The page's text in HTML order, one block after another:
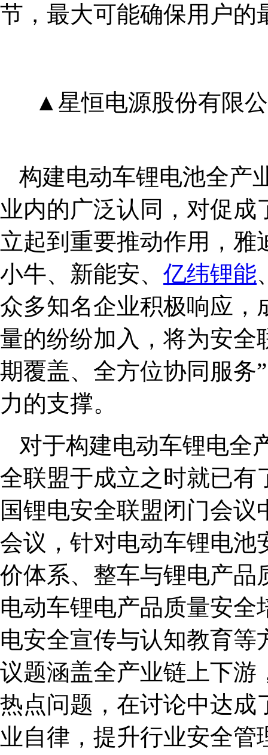
节，最大可能确保用户的
▲星恒电源股份有限
构建电动车锂电池全产
业内的广泛认同，对促
立起到重要推动作用，
小牛、新能安、 亿纬锂能
众多知名企业积极响应，
量的纷纷加入，将为安全
期覆盖、全方位协同服务
力的支撑。
对于构建电动车锂电全
全联盟于成立之时就已有
国锂电安全联盟闭门会
会议，针对电动车锂电池
价体系、整车与锂电产品
电动车锂电产品质量安
电安全宣传与认知教育
议题涵盖全产业链上下游
热点问题，在讨论中达成
业自律，提升行业安全